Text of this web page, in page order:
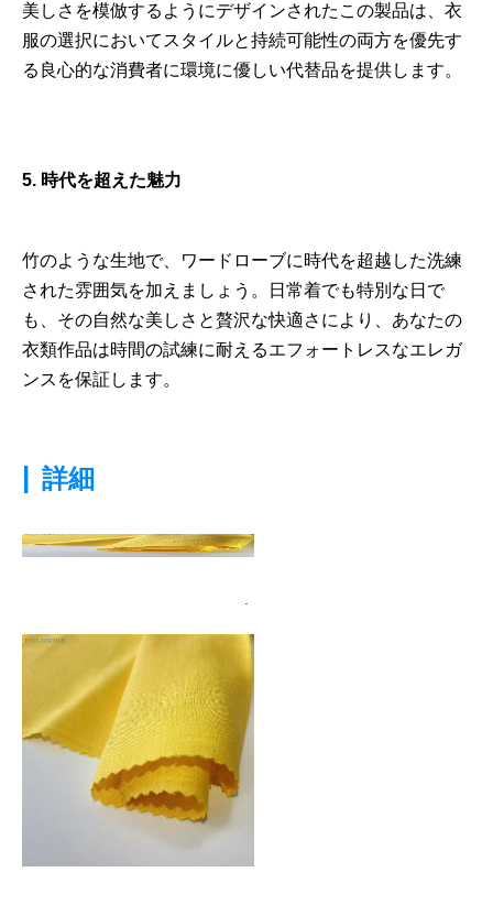
美しさを模倣するようにデザインされたこの製品は、衣
服の選択においてスタイルと持続可能性の両方を優先す
る良心的な消費者に環境に優しい代替品を提供します。
5. 時代を超えた魅力
竹のような生地で、ワードローブに時代を超越した洗練
された雰囲気を加えましょう。日常着でも特別な日で
も、その自然な美しさと贅沢な快適さにより、あなたの
衣類作品は時間の試練に耐えるエフォートレスなエレガ
ンスを保証します。
| 詳細